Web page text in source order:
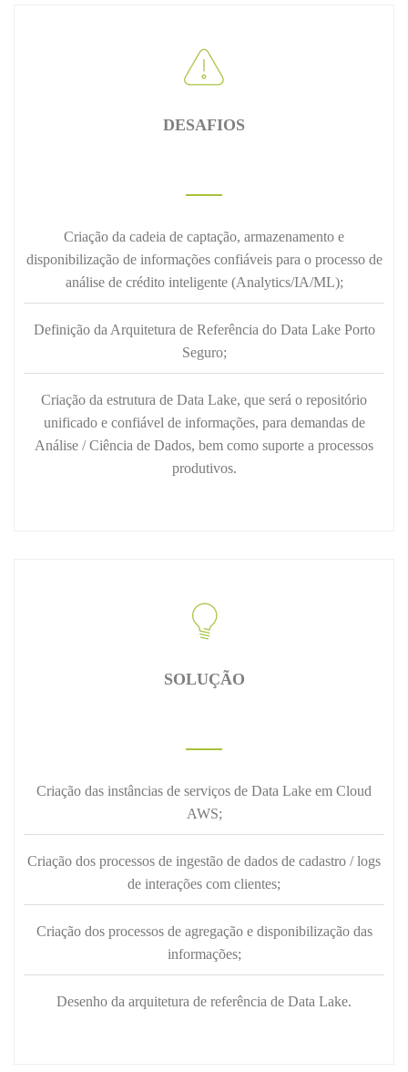
DESAFIOS
Criação da cadeia de captação, armazenamento e
disponibilização de informações confiáveis para o processo de
análise de crédito inteligente (Analytics/IA/ML);
Definição da Arquitetura de Referência do Data Lake Porto
Seguro;
Criação da estrutura de Data Lake, que será o repositório
unificado e confiável de informações, para demandas de
Análise / Ciência de Dados, bem como suporte a processos
produtivos.
SOLUÇÃO
Criação das instâncias de serviços de Data Lake em Cloud
AWS;
Criação dos processos de ingestão de dados de cadastro / logs
de interações com clientes;
Criação dos processos de agregação e disponibilização das
informações;
Desenho da arquitetura de referência de Data Lake.